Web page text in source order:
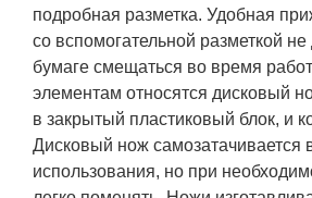
подробная разметка. Удобная
со вспомогательной разметкой не
бумаге смещаться во время
элементам относятся дисковый
в закрытый пластиковый блок, и
Дисковый нож самозатачивается
использования, но при